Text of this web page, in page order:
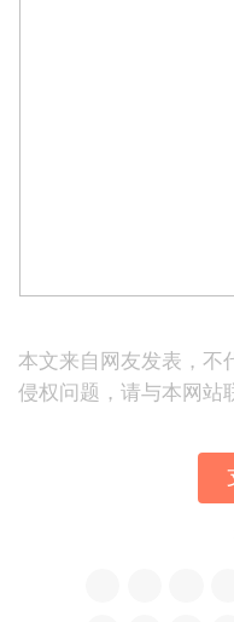
本文来自网友发表，不
侵权问题，请与本网站